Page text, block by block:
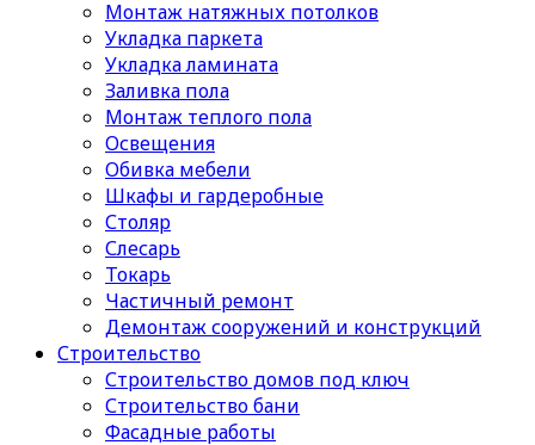
Монтаж натяжных потолков
Укладка паркета
Укладка ламината
Заливка пола
Монтаж теплого пола
Освещения
Обивка мебели
Шкафы и гардеробные
Столяр
Слесарь
Токарь
Частичный ремонт
Демонтаж сооружений и конструкций
Строительство
Строительство домов под ключ
Строительство бани
Фасадные работы